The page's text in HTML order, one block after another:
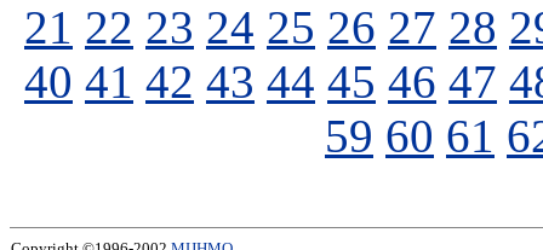
21 22 23 24 25 26 27 28
40 41 42 43 44 45 46 47
59 60 61